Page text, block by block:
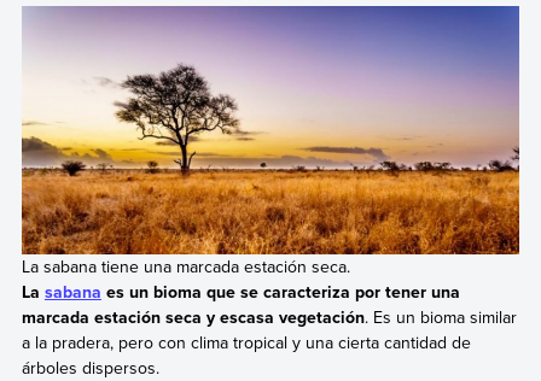
La sabana tiene una marcada estación seca.
La sabana es un bioma que se caracteriza por tener una
marcada estación seca y escasa vegetación. Es un bioma similar
a la pradera, pero con clima tropical y una cierta cantidad de
árboles dispersos.